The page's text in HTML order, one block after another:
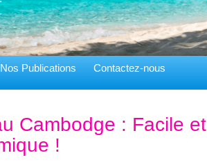
Nos Publications Contactez-nous
Cambodge : Facile et
!